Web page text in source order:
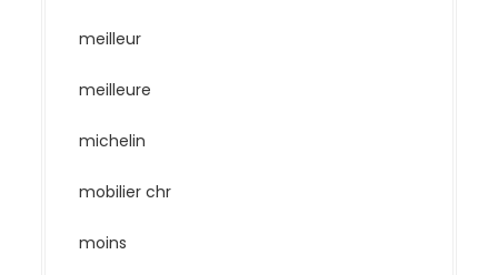
meilleur
meilleure
michelin
mobilier chr
moins